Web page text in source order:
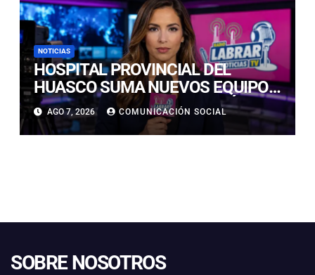
NOTICIAS
HOSPITAL PROVINCIAL DEL
HUASCO SUMA NUEVOS EQUIPOS
PARA FORTALECER ATENCIÓN
CLÍNICA Y QUIRÚRGICA
AGO 7, 2026 COMUNICACIÓN SOCIAL
SOBRE NOSOTROS